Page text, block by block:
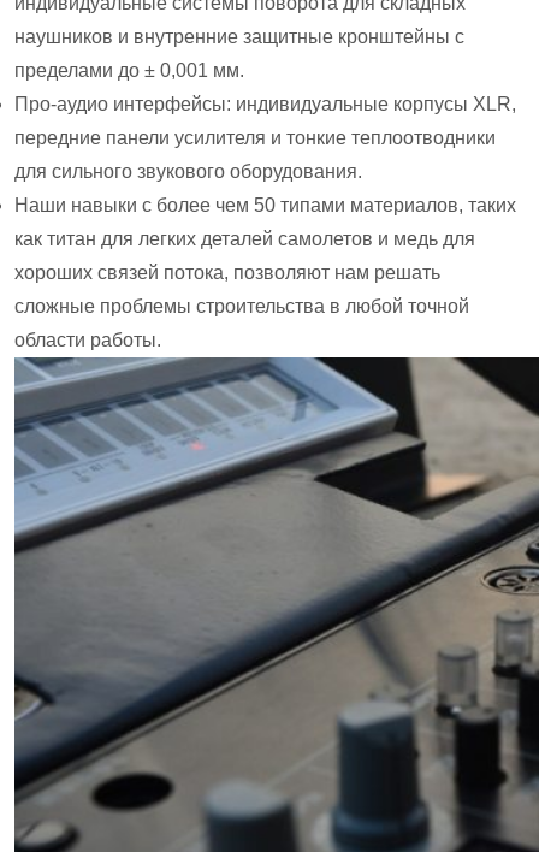
наушников и внутренние защитные кронштейны с
пределами до ± 0,001 мм.
Про-аудио интерфейсы: индивидуальные корпусы XLR,
передние панели усилителя и тонкие теплоотводники
для сильного звукового оборудования.
Наши навыки с более чем 50 типами материалов, таких
как титан для легких деталей самолетов и медь для
хороших связей потока, позволяют нам решать
сложные проблемы строительства в любой точной
области работы.